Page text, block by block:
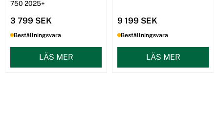
750 2025+
3 799 SEK
Beställningsvara
LÄS MER
9 199 SEK
Beställningsvara
LÄS MER